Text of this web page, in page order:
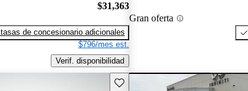
$31,363
de concesionario adicionales
$796/mes est.
Verif. disponibilidad
Gran oferta
Guarda este Aviso